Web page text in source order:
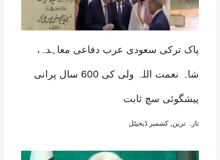
پاک ترکی سعودی عرب دفاعی معاہدہ،
شاہ نعمت اللہ ولی کی 600 سال پرانی
پیشگوئی سچ ثابت
تازہ ترین کشمیر ڈیجیٹل